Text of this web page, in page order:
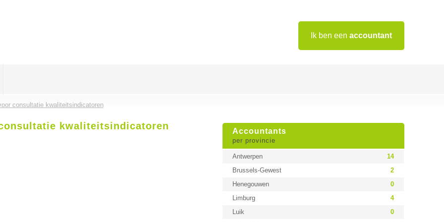
Ik ben een accountant
consultatie kwaliteitsindicatoren
Accountants
per provincie
Antwerpen
14
Brussels-Gewest
2
Henegouwen
0
Limburg
4
Luik
0
kwaliteitsindicatoren